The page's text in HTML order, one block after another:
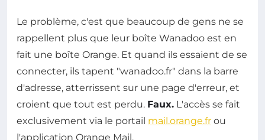
Le problème, c'est que beaucoup de gens ne se
rappellent plus que leur boîte Wanadoo est en
fait une boîte Orange. Et quand ils essaient de se
connecter, ils tapent "wanadoo.fr" dans la barre
d'adresse, atterrissent sur une page d'erreur, et
croient que tout est perdu. Faux. L'accès se fait
exclusivement via le portail mail.orange.fr ou
l'application Orange Mail.